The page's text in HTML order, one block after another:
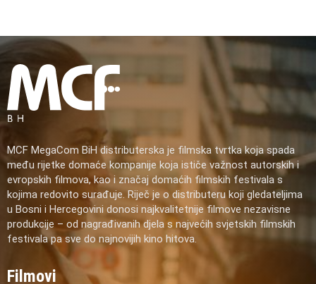
MCF MegaCom BiH distributerska je filmska tvrtka koja spada
među rijetke domaće kompanije koja ističe važnost autorskih i
evropskih filmova, kao i značaj domaćih filmskih festivala s
kojima redovito surađuje. Riječ je o distributeru koji gledateljima
u Bosni i Hercegovini donosi najkvalitetnije filmove nezavisne
produkcije – od nagrađivanih djela s najvećih svjetskih filmskih
festivala pa sve do najnovijih kino hitova.
Filmovi